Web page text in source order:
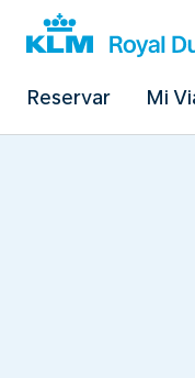
Reservar Mi